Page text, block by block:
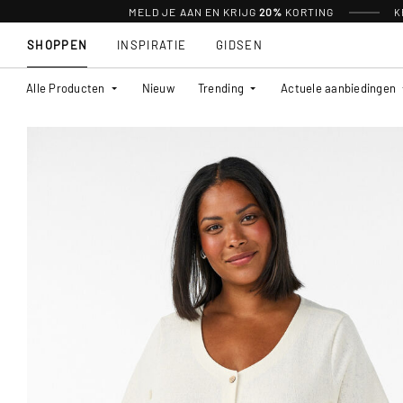
MELD JE AAN EN KRIJG 20% KORTING
SHOPPEN
Alle Producten Nieuw Trending Actuele aanbiedingen
INSPIRATIE GIDSEN